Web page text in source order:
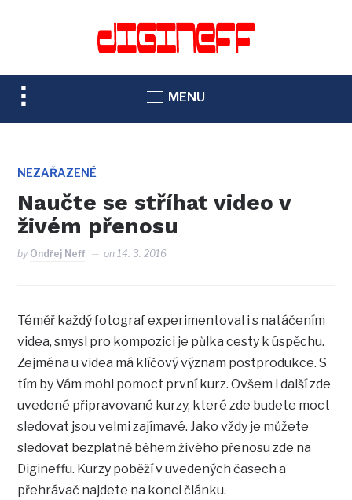
TOGGLE
SIDEBAR
NAVIGATION
MENU
NEZAŘAZENÉ
Naučte se stříhat video v
živém přenosu
by Ondřej Neff on14. 3. 2016
Téměř každý fotograf experimentoval i s natáčením
videa, smysl pro kompozici je půlka cesty k úspěchu.
Zejména u videa má klíčový význam postprodukce. S
tím by Vám mohl pomoct první kurz. Ovšem i další zde
uvedené připravované kurzy, které zde budete moct
sledovat jsou velmi zajímavé. Jako vždy je můžete
sledovat bezplatně během živého přenosu zde na
Digineffu. Kurzy poběží v uvedených časech a
přehrávač najdete na konci článku.